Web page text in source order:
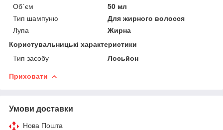
Об`єм
50 мл
Тип шампуню
Для жирного волосся
Лупа
Жирна
Користувальницькі характеристики
Тип засобу
Лосьйон
Приховати
Умови доставки
Нова Пошта